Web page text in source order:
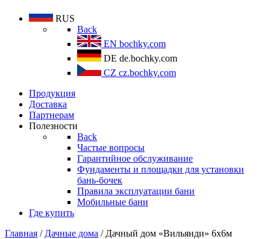
RUS
Back
EN bochky.com
DE de.bochky.com
CZ cz.bochky.com
Продукция
Доставка
Партнерам
Полезности
Back
Частые вопросы
Гарантийное обслуживание
Фундаменты и площадки для установки
бань-бочек
Правила эксплуатации бани
Мобильные бани
Где купить
Главная / Дачные дома / Дачный дом «Вильянди» 6х6м